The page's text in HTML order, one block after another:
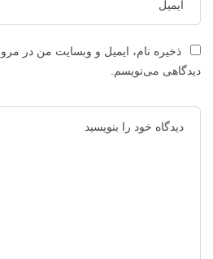
ذخیره نام، ایمیل و وبسایت من در
دیدگاهی می‌نویسم.